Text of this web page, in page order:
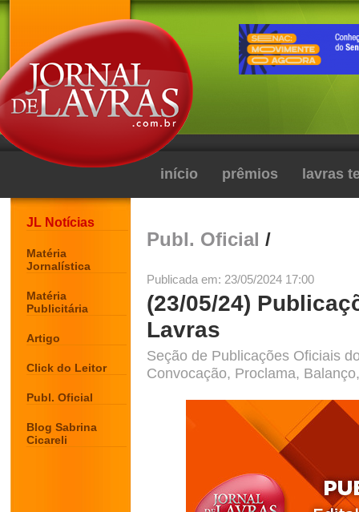
início prêmios lavras
JL Notícias
Matéria
Jornalística
Matéria
Publicitária
Artigo
Click do Leitor
Publ. Oficial
Blog Sabrina
Cicareli
Publ. Oficial /
Publicada em: 23/05/2024 17:00
(23/05/24)
Lavras
Seção de Publicações Oficiais
Convocação, Proclama,